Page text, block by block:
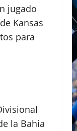
jugado
Kansas
para
la Bahia